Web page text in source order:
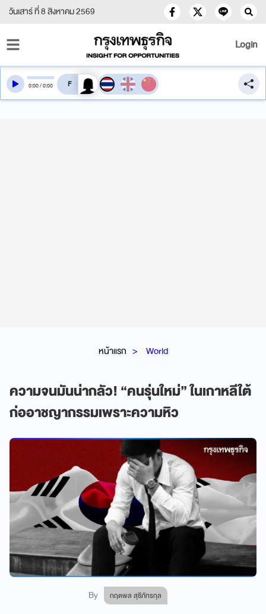
วันเสาร์ ที่ 8 สิงหาคม 2569
Login
หน้าแรก World
ความจนมันน่ากลัว! “คนรุ่นใหม่” ในเกาหลีใต้
ก่ออาชญากรรมเพราะความหิว
By กฤตพล สุธีภัทรกุล
0:00/0:00 สลับเสียงอ่าน